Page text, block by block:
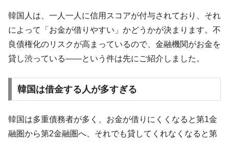
『Money1』
韓国製造業「半導体絶好調」のウラで他業
種は全般的「不調」⇒ PSIが示す現況は決して良くない。
『Money1』
【米韓激突案件】韓国消費者院が『クーパ
ン』1人当たり賠償10万ウォンを認定 ⇒ 総額3兆7,000億
『Money1』
韓国型イージス搭載の次世代駆逐艦
「KDDX」1番艦、2032年竣工と公示
『Money1』
【対日本円】ウォン安が急進！ 日米の協調
に韓国がいっちょがみしたのでは。
韓国人は、一人一人に信用スコアが付与されており、それ
によって「お金が借りやすい」かどうかが決まります。不
良債権化のリスクが高まっているので、金融機関がお金を
貸し渋っている――という件は先にご紹介しました。
韓国は借金する人が多すぎる
韓国は多重債務者が多く、お金が借りにくくなると第1金
融圏から第2金融圏へ、それでも貸してくれなくなると第